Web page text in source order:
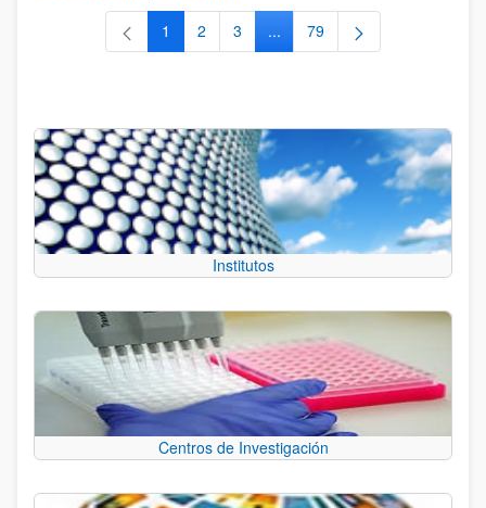
Página
1 Página
2 Página
3 ...Páginas intermedias Use TAB
Página
79
Institutos
Centros de Investigación